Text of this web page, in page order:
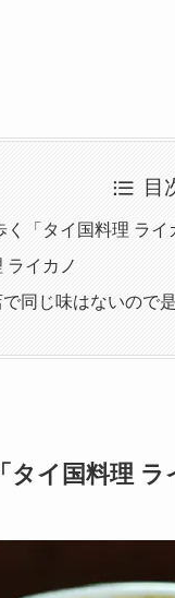
目
「タイ国料理 ライ
ライカノ
同じ味はないので
イ国料理 ラ